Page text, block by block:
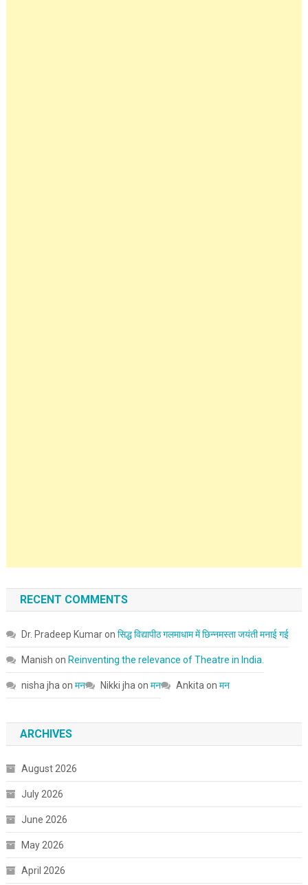
RECENT COMMENTS
Dr. Pradeep Kumaron सिद्ध विद्यापीठ गलमाधाम में छिन्नमस्ता जयंती मनाई गई
Manish on Reinventing the relevance of Theatre in India.
nisha jha on मन Nikki jha on मन Ankita on मन
ARCHIVES
August 2026
July 2026
June 2026
May 2026
April 2026